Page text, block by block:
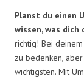
Planst du einen
wissen, was dich
richtig! Bei
zu bedenken,
wichtigsten. Mit